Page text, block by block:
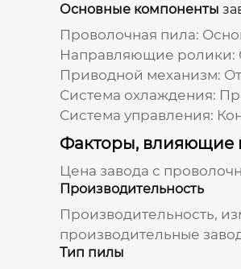
Основные компоненты
Проволочная пила:
Направляющие ролики:
Приводной механизм:
Система охлаждения:
Система управления:
Факторы, влияющие
Цена завода с
Производительность
Производительность,
производительные
Тип пилы